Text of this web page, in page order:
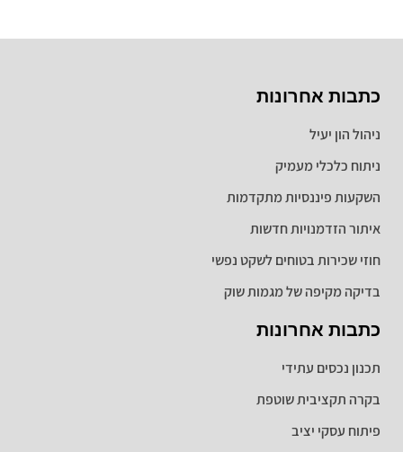
כתבות אחרונות
תכנון נכסים עתידי
בקרה תקציבית שוטפת
פיתוח עסקי יציב
כתבות אחרונות
ניהול הון יעיל
ניתוח כלכלי מעמיק
השקעות פיננסיות מתקדמות
איתור הזדמנויות חדשות
חוזי שכירות בטוחים לשקט נפשי
בדיקה מקיפה של מגמות שוק